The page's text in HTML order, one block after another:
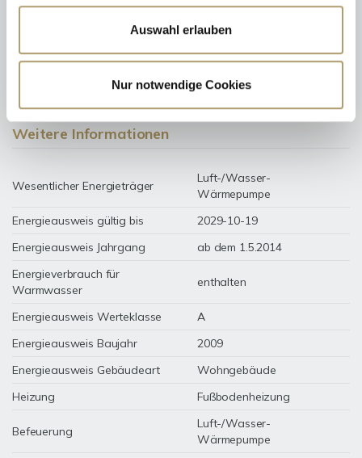
Auswahl erlauben
Nur notwendige Cookies
45,80 kWh / (m²*a)
Energieverbrauchskennwert
Weitere Informationen
Wesentlicher Energieträger
Luft-/Wasser-
Wärmepumpe
Energieausweis gültig bis
2029-10-19
Energieausweis Jahrgang
ab dem 1.5.2014
Energieverbrauch für
Warmwasser
enthalten
Energieausweis Werteklasse
A
Energieausweis Baujahr
2009
Energieausweis Gebäudeart
Wohngebäude
Heizung
Fußbodenheizung
Befeuerung
Luft-/Wasser-
Wärmepumpe